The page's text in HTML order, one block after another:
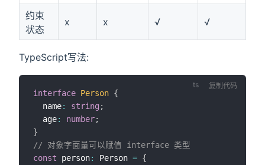
约束
状态
x x √ √
TypeScript写法:
interface Person {
  name
: string ;
  age
: number;
}
// 对象字面量可以赋值 interface 类型
const person: Person = {
复制代码